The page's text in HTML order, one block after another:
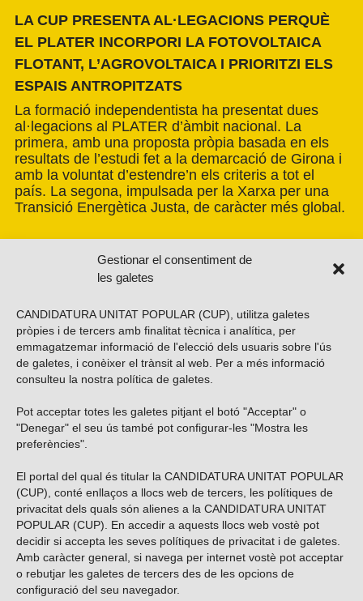
Gestionar el consentiment de
les galetes
CANDIDATURA UNITAT POPULAR (CUP), utilitza galetes
pròpies i de tercers amb finalitat tècnica i analítica, per
emmagatzemar informació de l'elecció dels usuaris sobre l'ús
de galetes, i conèixer el trànsit al web. Per a més informació
consulteu la nostra política de galetes
Pot acceptar totes les galetes pitjant el botó "Acceptar" o
"Denegar" el seu ús també pot configurar-les "Mostra les
preferències".
El portal del qual és titular la CANDIDATURA UNITAT POPULAR
(CUP), conté enllaços a llocs web de tercers, les polítiques de
privacitat dels quals són alienes a la CANDIDATURA UNITAT
POPULAR (CUP). En accedir a aquests llocs web vostè pot
decidir si accepta les seves polítiques de privacitat i de galetes.
Amb caràcter general, si navega per internet vostè pot acceptar
o rebutjar les galetes de tercers des de les opcions de
configuració del seu navegador.
LA CUP PRESENTA AL·LEGACIONS PERQUÈ
EL PLATER INCORPORI LA FOTOVOLTAICA
FLOTANT, L’AGROVOLTAICA I PRIORITZI ELS
ESPAIS ANTROPITZATS
La formació independentista ha presentat dues
al·legacions al PLATER d’àmbit nacional. La
primera, amb una proposta pròpia basada en els
resultats de l’estudi fet a la demarcació de Girona i
amb la voluntat d’estendre’n els criteris a tot el
país. La segona, impulsada per la Xarxa per una
Transició Energètica Justa, de caràcter més global.
Vols subscriure’t al nostre butlletí?
ENVIAR
Troba’ns a les xarxes socials